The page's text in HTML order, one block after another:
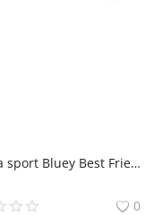
Geanta sport Bluey Best Friends Fun 44x26x1 cm Vadobag
0